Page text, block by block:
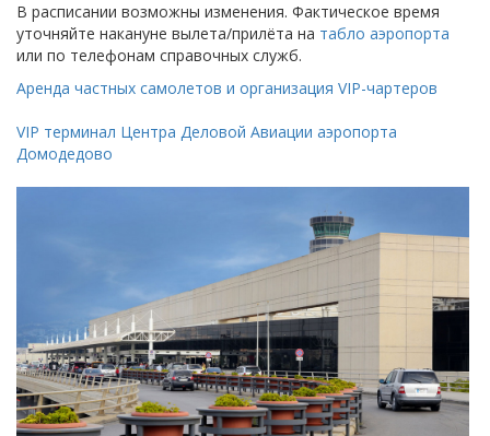
В расписании возможны изменения. Фактическое время
уточняйте накануне вылета/прилёта на табло аэропорта
или по телефонам справочных служб.
Аренда частных самолетов и организация VIP-чартеров
VIP терминал Центра Деловой Авиации аэропорта
Домодедово